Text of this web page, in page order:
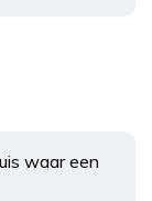
waar een